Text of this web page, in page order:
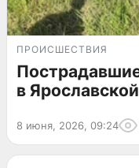
ПРОИСШЕСТВИЯ
в
8 июня, 2026, 09:24